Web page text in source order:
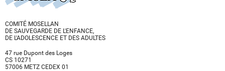
COMITÉ MOSELLAN
DE SAUVEGARDE DE L'ENFANCE,
DE L'ADOLESCENCE ET DES ADULTES
47 rue Dupont des Loges
CS 10271
57006 METZ CEDEX 01